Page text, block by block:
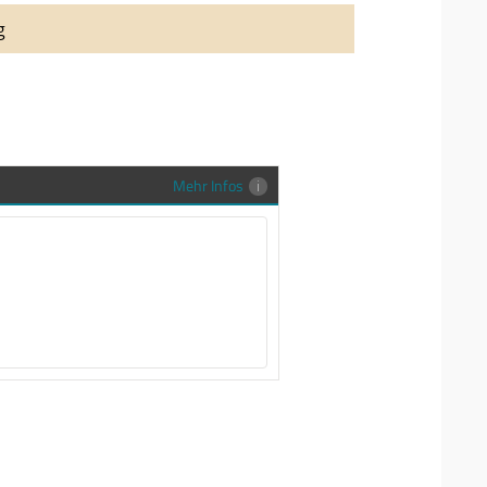
auch richtig in Szene zu setzen,
Trauringe-EFES Tragetasche inkl.
Sendung zu schützen und
Mehr Infos